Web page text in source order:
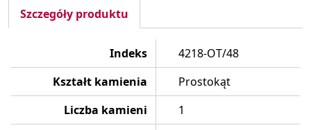
Szczegóły produktu
Indeks
4218-OT/48
Kształt kamienia
Prostokąt
Liczba kamieni
1